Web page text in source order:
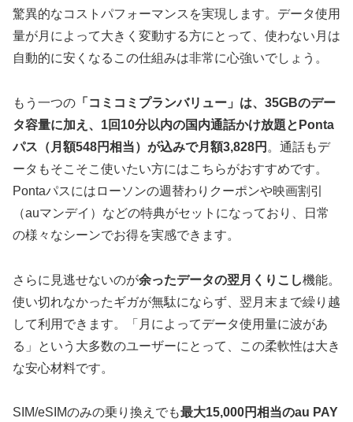
驚異的なコストパフォーマンスを実現します。データ使用
量が月によって大きく変動する方にとって、使わない月は
自動的に安くなるこの仕組みは非常に心強いでしょう。
もう一つの 「コミコミプランバリュー」は、35GBのデー
タ容量に加え、1回10分以内の国内通話かけ放題とPonta
パス（月額548円相当）が込みで月額3,828円 。通話もデ
ータもそこそこ使いたい方にはこちらがおすすめです。
Pontaパスにはローソンの週替わりクーポンや映画割引
（auマンデイ）などの特典がセットになっており、日常
の様々なシーンでお得を実感できます。
さらに見逃せないのが余ったデータの翌月くりこし機能。
使い切れなかったギガが無駄にならず、翌月末まで繰り越
して利用できます。「月によってデータ使用量に波があ
る」という大多数のユーザーにとって、この柔軟性は大き
な安心材料です。
SIM/eSIMのみの乗り換えでも最大15,000円相当のau PAY